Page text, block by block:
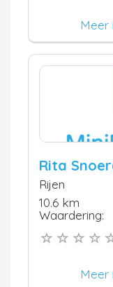
Meer
Rita
Rijen
10.6 km
Waardering:
Meer